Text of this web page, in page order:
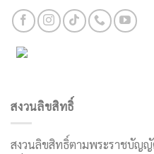
สงวนลิขสิทธิ์
สงวนลิขสิทธิ์ตามพระราชบัญ